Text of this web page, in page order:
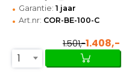
• Garantie: 1 jaar
• Art.nr: COR-BE-100-C
1.501,-1.408,-
1